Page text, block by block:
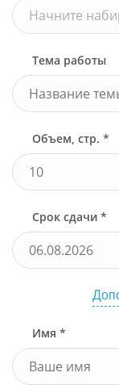
Начните
Тема работы
Объем, стр. *
Срок сдачи *
Имя *